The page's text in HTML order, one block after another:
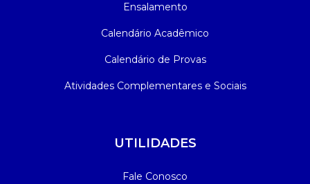
Ensalamento
Calendário Acadêmico
Calendário de Provas
Atividades Complementares e Sociais
UTILIDADES
Fale Conosco